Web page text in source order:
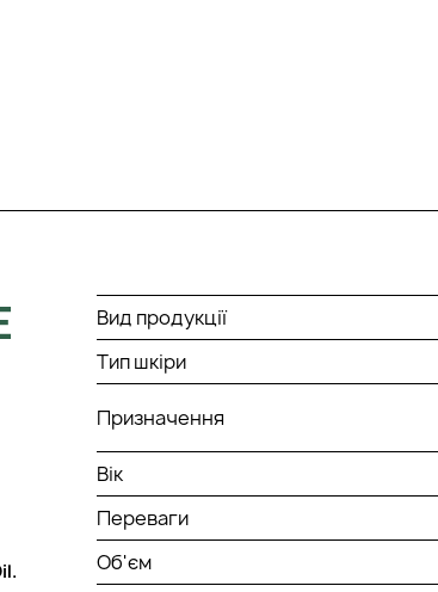
Вид продукції
Тип шкіри
Призначення
Вік
Переваги
Об'єм